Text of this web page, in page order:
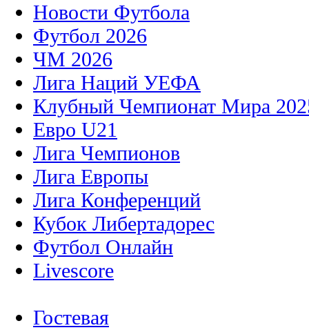
Новости Футбола
Футбол 2026
ЧМ 2026
Лига Наций УЕФА
Клубный Чемпионат Мира
Евро U21
Лига Чемпионов
Лига Европы
Лига Конференций
Кубок Либертадорес
Футбол Онлайн
Livescore
Гостевая